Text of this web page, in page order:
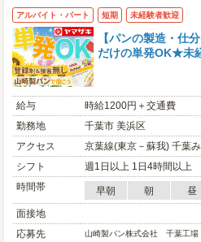
アルバイト・パート 短期 未経験者歓迎
【パンの製造・仕
だけの単発OK★未
給与
時給1200円＋交通費
勤務地
千葉市 美浜区
アクセス
京葉線(東京－蘇我) 千葉
シフト
週1日以上 1日4時間以上
時間帯
早朝 朝 昼
面接地
応募先
山崎製パン株式会社 千葉工場